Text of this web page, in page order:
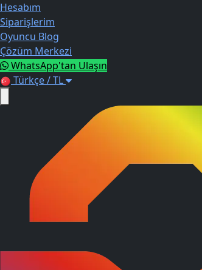
Hesabım
Siparişlerim
Oyuncu Blog
Çözüm Merkezi
WhatsApp'tan Ulaşın
Türkçe / TL